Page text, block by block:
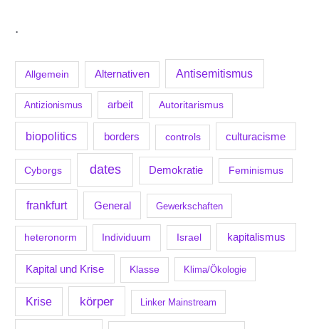
.
Allgemein Alternativen Antisemitismus
Antizionismus arbeit Autoritarismus
biopolitics borders controls culturacisme
Cyborgs dates Demokratie Feminismus
frankfurt General Gewerkschaften
heteronorm Individuum Israel kapitalismus
Kapital und Krise Klasse Klima/Ökologie
Krise körper Linker Mainstream